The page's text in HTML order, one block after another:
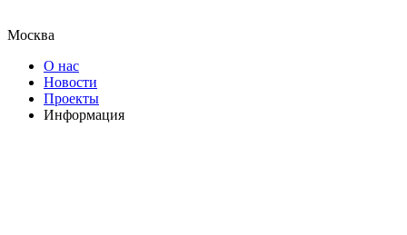
Москва
О нас
Новости
Проекты
Информация